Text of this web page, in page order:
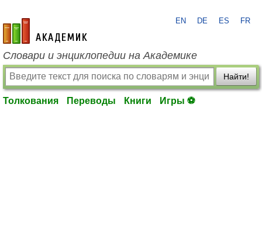
academic.ru
EN DE ES FR
Словари и энциклопедии на Академике
Найти!
Толкования Переводы Книги Игры ⚽